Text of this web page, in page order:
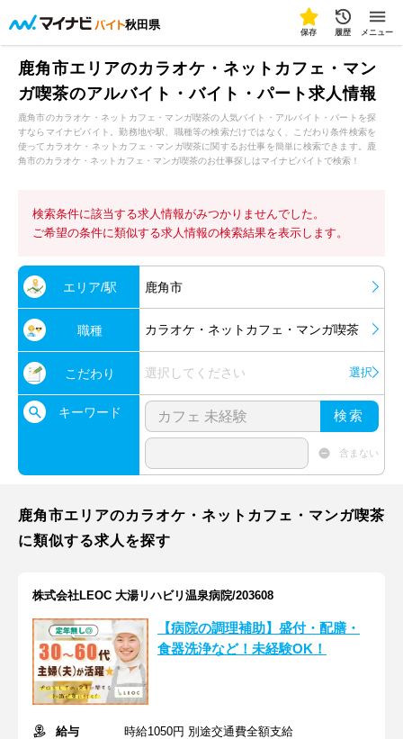
秋田県
保存 履歴 メニュー
鹿角市エリアのカラオケ・ネットカフェ・マン
ガ喫茶のアルバイト・バイト・パート求人情報
鹿角市のカラオケ・ネットカフェ・マンガ喫茶の人気バイト・アルバイト・パートを探
すならマイナビバイト。勤務地や駅、職種等の検索だけではなく、こだわり条件検索を
使ってカラオケ・ネットカフェ・マンガ喫茶に関するお仕事を簡単に検索できます。鹿
角市のカラオケ・ネットカフェ・マンガ喫茶のお仕事探しはマイナビバイトで検索！
検索条件に該当する求人情報がみつかりませんでした。
ご希望の条件に類似する求人情報の検索結果を表示します。
エリア/駅 鹿角市
職種 カラオケ・ネットカフェ・マンガ喫茶
こだわり 選択してください 選択
キーワード 検索
含まない
鹿角市エリアのカラオケ・ネットカフェ・マンガ喫茶
に類似する求人を探す
株式会社LEOC 大湯リハビリ温泉病院/203608
【病院の調理補助】盛付・配膳・
食器洗浄など！未経験OK！
給与
時給1050円 別途交通費全額支給